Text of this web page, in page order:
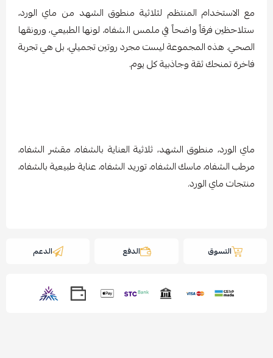
مع الاستخدام المنتظم لثلاثية منطوق الشهد من ماي الورد،
ستلاحظين فرقاً واضحاً في ملمس الشفاه، لونها الطبيعي، ورونقها
الصحي. هذه المجموعة ليست مجرد روتين تجميلي، بل هي تجربة
فاخرة تمنحك ثقة وجاذبية كل يوم.
ماي الورد، منطوق الشهد، ثلاثية العناية بالشفاه، مقشر الشفاه،
مرطب الشفاه، ماسك الشفاه، توريد الشفاه، عناية طبيعية بالشفاه،
منتجات ماي الورد.
التسوق الدفع الدعم